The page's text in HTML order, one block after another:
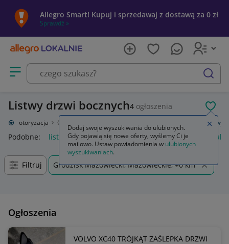
Allegro Smart! Kupuj i sprzedawaj z dostawą za 0 zł
Sprawdź »
Otwórz menu z kategoriami
szukaj
Listwy drzwi bocznych4 ogłoszenia
Motoryzacja Części samochodowe Listwy
Podobne: listwy listwy przypodłogowe listwy progowe
Filtruj Grodzisk Mazowiecki, Mazowieckie, +0 km
Ogłoszenia
VOLVO XC40 TRÓJKĄT ZAŚLEPKA DRZWI
Dodaj swoje wyszukiwania do ulubionych.
Gdy pojawią się nowe oferty, wyślemy Ci je
mailowo. Ustaw powiadomienia w ulubionych
wyszukiwaniach.